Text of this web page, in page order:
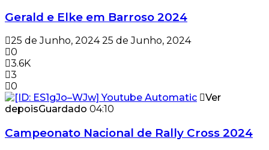
Gerald e Elke em Barroso 2024
25 de Junho, 2024 25 de Junho, 2024
0
3.6K
3
0
Ver
depoisGuardado 04:10
Campeonato Nacional de Rally Cross 2024